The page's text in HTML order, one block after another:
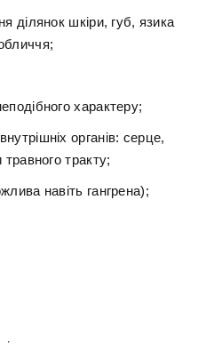
ділянок шкіри, губ, язика
характеру;
органів: серце,
травного тракту;
навіть гангрена);